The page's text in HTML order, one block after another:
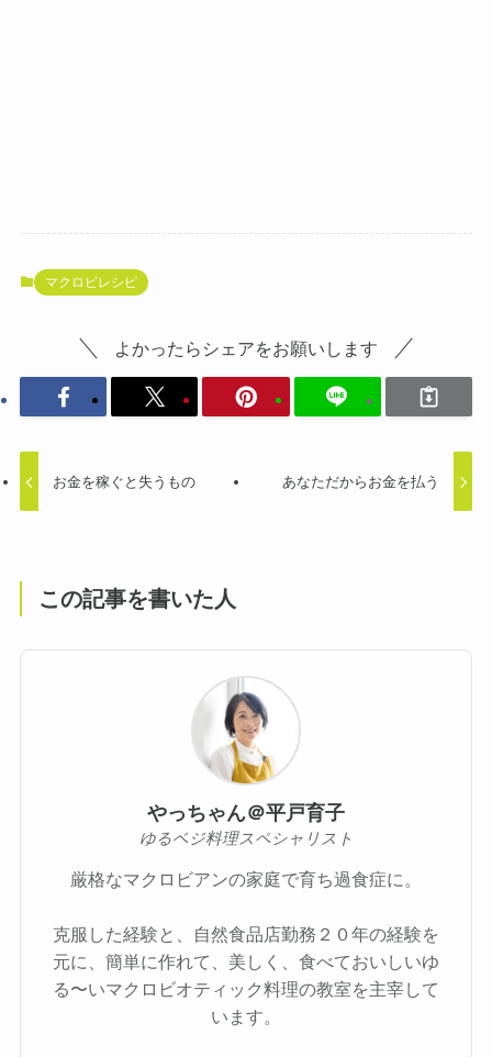
マクロビレシピ
よかったらシェアをお願いします
お金を稼ぐと失うもの あなただからお金を払う
この記事を書いた人
やっちゃん＠平戸育子
ゆるベジ料理スペシャリスト
厳格なマクロビアンの家庭で育ち過食症に。
克服した経験と、自然食品店勤務２０年の経験を
元に、簡単に作れて、美しく、食べておいしいゆ
る〜いマクロビオティック料理の教室を主宰して
います。